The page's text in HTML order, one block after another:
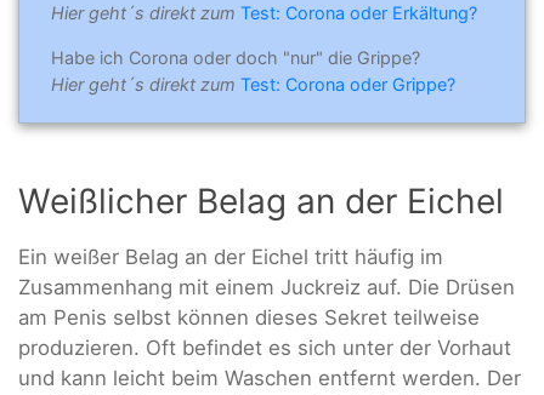
Hier geht´s direkt zum Test: Corona oder Erkältung?
Habe ich Corona oder doch "nur" die Grippe?
Hier geht´s direkt zum Test: Corona oder Grippe?
Weißlicher Belag an der Eichel
Ein weißer Belag an der Eichel tritt häufig im
Zusammenhang mit einem Juckreiz auf. Die Drüsen
am Penis selbst können dieses Sekret teilweise
produzieren. Oft befindet es sich unter der Vorhaut
und kann leicht beim Waschen entfernt werden. Der